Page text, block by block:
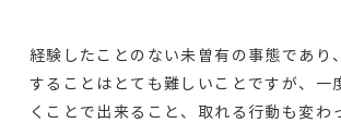
経験したことのない未曽有の事態であり
することはとても難しいことですが、一
くことで出来ること、取れる行動も変わ